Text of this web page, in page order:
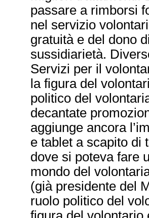
passare a rimborsi
nel servizio
gratuità e del dono
sussidiarietà.
Servizi per il
la figura del
politico del
decantate
aggiunge ancora
e tablet a scapito di
dove si poteva fare
mondo del
(già presidente del
ruolo politico del